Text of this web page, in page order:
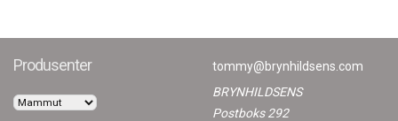
Produsenter
tommy@brynhildsens.com
BRYNHILDSENS
Postboks 292